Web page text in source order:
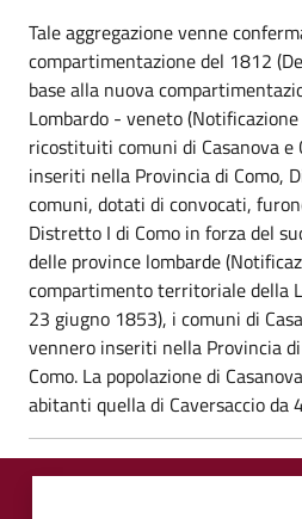
Tale aggregazione venne
compartimentazione del 1812
base alla nuova
Lombardo - veneto
ricostituiti comuni di Casanova e
inseriti nella Provincia di Como,
comuni, dotati di convocati,
Distretto I di Como in forza del
delle province lombarde
compartimento territoriale della
23 giugno 1853), i comuni di
vennero inseriti nella Provincia
Como. La popolazione di
abitanti quella di Caversaccio da